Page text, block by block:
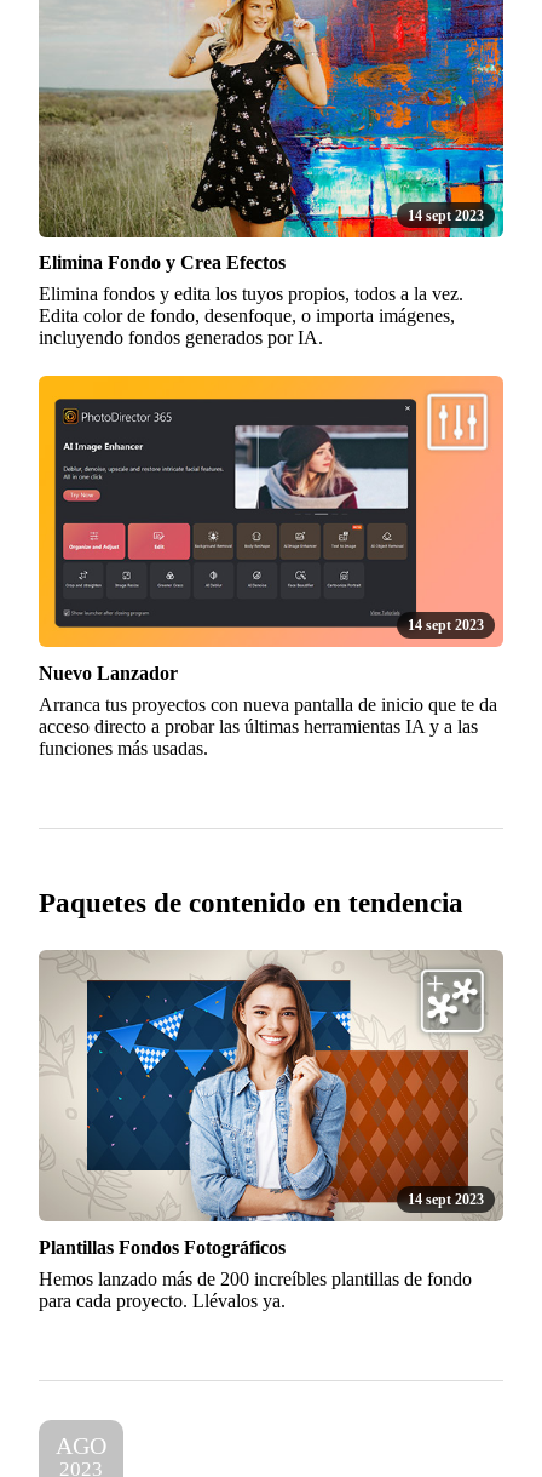
14 sept 2023
Elimina Fondo y Crea Efectos
Elimina fondos y edita los tuyos propios, todos a la vez.
Edita color de fondo, desenfoque, o importa imágenes,
incluyendo fondos generados por IA.
14 sept 2023
Nuevo Lanzador
Arranca tus proyectos con nueva pantalla de inicio que te da
acceso directo a probar las últimas herramientas IA y a las
funciones más usadas.
Paquetes de contenido en tendencia
14 sept 2023
Plantillas Fondos Fotográficos
Hemos lanzado más de 200 increíbles plantillas de fondo
para cada proyecto. Llévalos ya.
AGO
2023